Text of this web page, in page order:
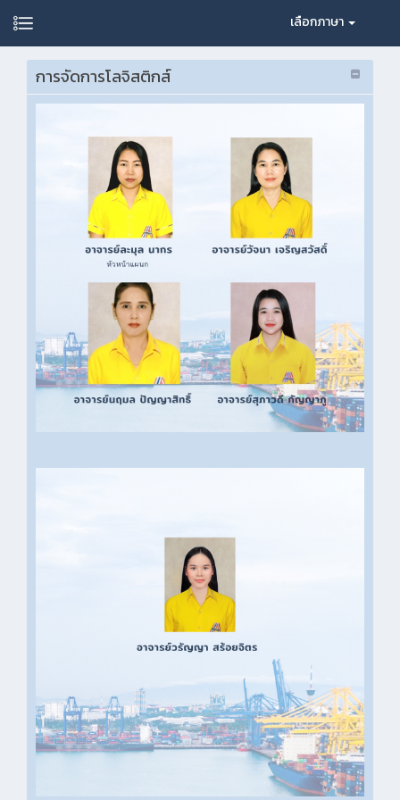
เลือกภาษา
การจัดการโลจิสติกส์